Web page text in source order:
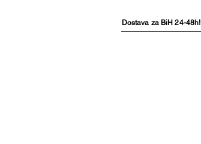
Dostava za BiH 24-48h!